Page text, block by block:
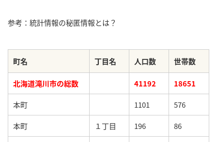
参考：統計情報の秘匿情報とは？
町名 丁目名 人口数 世帯数
北海道滝川市の総数 41192 18651
本町 1101 576
本町 １丁目 196 86